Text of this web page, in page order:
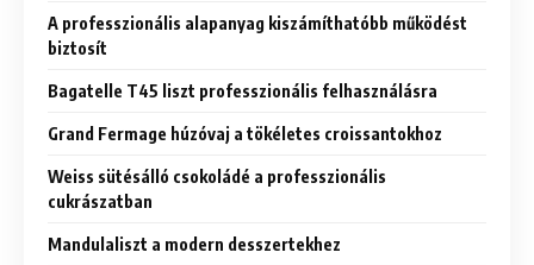
A professzionális alapanyag kiszámíthatóbb működést
biztosít
Bagatelle T45 liszt professzionális felhasználásra
Grand Fermage húzóvaj a tökéletes croissantokhoz
Weiss sütésálló csokoládé a professzionális
cukrászatban
Mandulaliszt a modern desszertekhez